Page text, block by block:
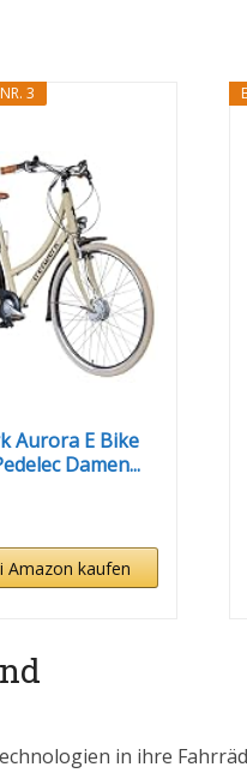
3
Aurora E Bike
Damen...
Amazon kaufen
in ihre